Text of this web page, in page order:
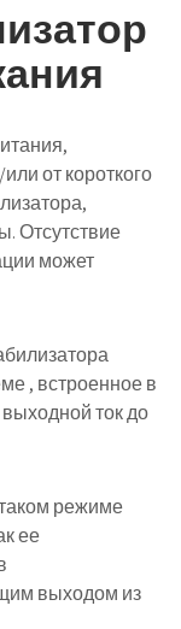
от короткого
Отсутствие
может
, встроенное в
ток до
режиме
ее
выходом из